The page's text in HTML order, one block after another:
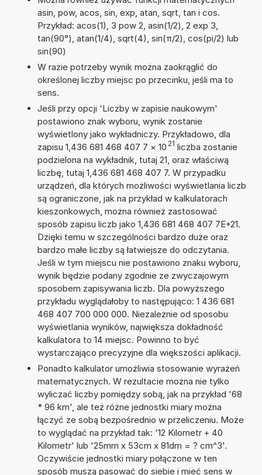
asin, pow, acos, sin, exp, atan, sqrt, tan i cos.
Przykład: acos(1), 3 pow 2, asin(1/2), 2 exp 3,
tan(90°), atan(1/4), sqrt(4), sin(π/2), cos(pi/2) lub
sin(90)
W razie potrzeby wynik można zaokrąglić do
określonej liczby miejsc po przecinku, jeśli ma to
sens.
Jeśli przy opcji 'Liczby w zapisie naukowym'
postawiono znak wyboru, wynik zostanie
wyświetlony jako wykładniczy. Przykładowo, dla
zapisu 1,436 681 468 407 7 × 10 21 liczba zostanie
podzielona na wykładnik, tutaj 21, oraz właściwą
liczbę, tutaj 1,436 681 468 407 7. W przypadku
urządzeń, dla których możliwości wyświetlania liczb
są ograniczone, jak na przykład w kalkulatorach
kieszonkowych, można również zastosować
sposób zapisu liczb jako 1,436 681 468 407 7E+21.
Dzięki temu w szczególności bardzo duże oraz
bardzo małe liczby są łatwiejsze do odczytania.
Jeśli w tym miejscu nie postawiono znaku wyboru,
wynik będzie podany zgodnie ze zwyczajowym
sposobem zapisywania liczb. Dla powyższego
przykładu wyglądałoby to następująco: 1 436 681
468 407 700 000 000. Niezależnie od sposobu
wyświetlania wyników, największa dokładność
kalkulatora to 14 miejsc. Powinno to być
wystarczająco precyzyjne dla większości aplikacji.
Ponadto kalkulator umożliwia stosowanie wyrażeń
matematycznych. W rezultacie można nie tylko
wyliczać liczby pomiędzy sobą, jak na przykład '68
* 96 km', ale też różne jednostki miary można
łączyć ze sobą bezpośrednio w przeliczeniu. Może
to wyglądać na przykład tak: '12 Kilometr + 40
Kilometr' lub '25mm x 53cm x 81dm = ? cm^3'.
Oczywiście jednostki miary połączone w ten
sposób muszą pasować do siebie i mieć sens w